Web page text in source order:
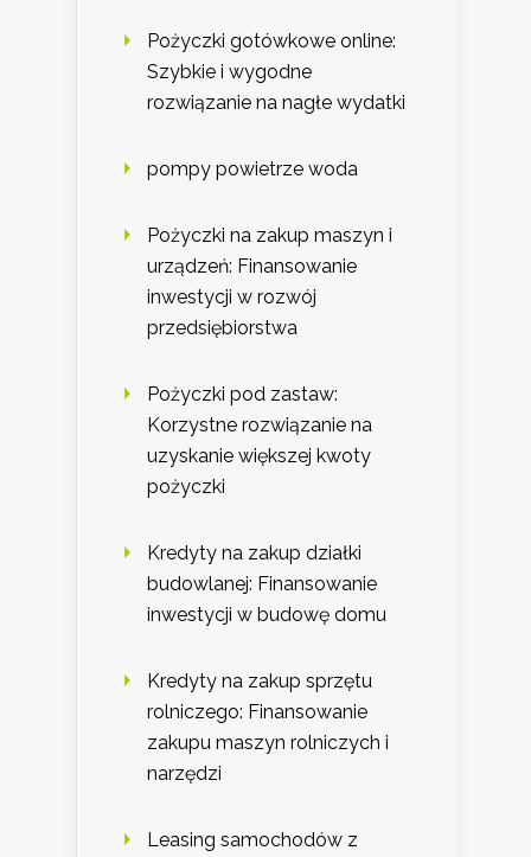
Pożyczki gotówkowe online:
Szybkie i wygodne
rozwiązanie na nagłe wydatki
pompy powietrze woda
Pożyczki na zakup maszyn i
urządzeń: Finansowanie
inwestycji w rozwój
przedsiębiorstwa
Pożyczki pod zastaw:
Korzystne rozwiązanie na
uzyskanie większej kwoty
pożyczki
Kredyty na zakup działki
budowlanej: Finansowanie
inwestycji w budowę domu
Kredyty na zakup sprzętu
rolniczego: Finansowanie
zakupu maszyn rolniczych i
narzędzi
Leasing samochodów z